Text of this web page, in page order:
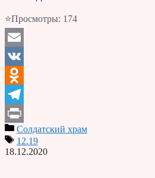
⭐Просмотры: 174
Email
VK
Odnoklassniki
Telegram
PrintСолдатский храм
12.19
18.12.2020